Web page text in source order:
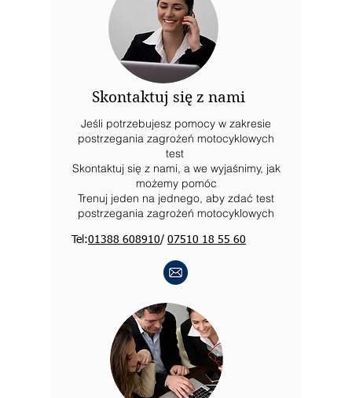
Skontaktuj się z nami
Jeśli potrzebujesz pomocy w zakresie
postrzegania zagrożeń motocyklowych
test
Skontaktuj się z nami, a we wyjaśnimy, jak
możemy pomóc
Trenuj jeden na jednego, aby zdać test
postrzegania zagrożeń motocyklowych
Tel:01388 608910/ 07510 18 55 60